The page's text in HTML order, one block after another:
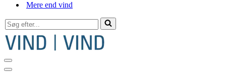
Mere end vind
Søg
efter...
Navigation
menu
Navigation